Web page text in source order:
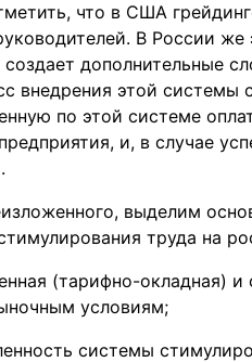
что в США
В России
создает дополнительные
внедрения этой
по этой системе
и, в случае
выделим
труда на
(тарифно-окладная)
условиям;
системы